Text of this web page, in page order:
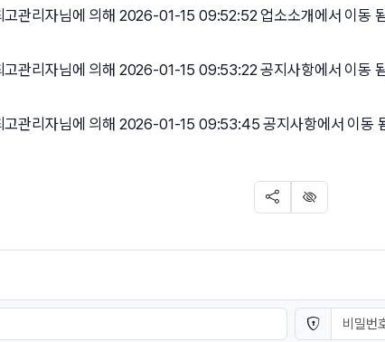
고관리자님에 의해 2026-01-15 09:52:52 업소소개에서 이동
고관리자님에 의해 2026-01-15 09:53:22 공지사항에서 이동
고관리자님에 의해 2026-01-15 09:53:45 공지사항에서 이동
SNS 공유
신고
비밀번호 필수